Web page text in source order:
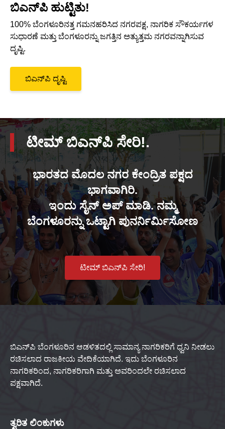
ಬಿಎನ್‌ಪಿ ಹುಟ್ಟಿತು!
100% ಬೆಂಗಳೂರಿನತ್ತ ಗಮನಹರಿಸಿದ ನಗರಪಕ್ಷ, ನಾಗರಿಕ ಸೌಕರ್ಯಗಳ
ಸುಧಾರಣೆ ಮತ್ತು ಬೆಂಗಳೂರನ್ನು ಜಗತ್ತಿನ ಅತ್ಯುತ್ತಮ ನಗರವನ್ನಾಗಿಸುವ
ದೃಷ್ಟಿ.
ಬಿಎನ್‌ಪಿ ದೃಷ್ಟಿ
ಟೀಮ್ ಬಿಎನ್‌ಪಿ ಸೇರಿ!.
ಭಾರತದ ಮೊದಲ ನಗರ ಕೇಂದ್ರಿತ ಪಕ್ಷದ
ಭಾಗವಾಗಿರಿ.
ಇಂದು ಸೈನ್ ಅಪ್ ಮಾಡಿ. ನಮ್ಮ
ಬೆಂಗಳೂರನ್ನು ಒಟ್ಟಾಗಿ ಪುನರ್ನಿರ್ಮಿಸೋಣ
ಟೀಮ್ ಬಿಎನ್‌ಪಿ ಸೇರಿ!
ಬಿಎನ್‌ಪಿ ಬೆಂಗಳೂರಿನ ಆಡಳಿತದಲ್ಲಿ ಸಾಮಾನ್ಯ ನಾಗರಿಕರಿಗೆ ಧ್ವನಿ ನೀಡಲು
ರಚಿಸಲಾದ ರಾಜಕೀಯ ವೇದಿಕೆಯಾಗಿದೆ. ಇದು ಬೆಂಗಳೂರಿನ
ನಾಗರಿಕರಿಂದ, ನಾಗರಿಕರಿಗಾಗಿ ಮತ್ತು ಅವರಿಂದಲೇ ರಚಿಸಲಾದ
ಪಕ್ಷವಾಗಿದೆ.
ತ್ವರಿತ ಲಿಂಕುಗಳು